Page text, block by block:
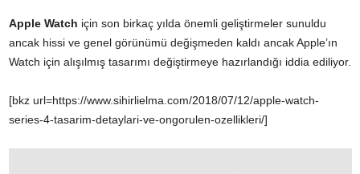
Apple Watch için son birkaç yılda önemli geliştirmeler sunuldu
ancak hissi ve genel görünümü değişmeden kaldı ancak Apple’ın
Watch için alışılmış tasarımı değiştirmeye hazırlandığı iddia ediliyor.
[bkz url=https://www.sihirlielma.com/2018/07/12/apple-watch-
series-4-tasarim-detaylari-ve-ongorulen-ozellikleri/]